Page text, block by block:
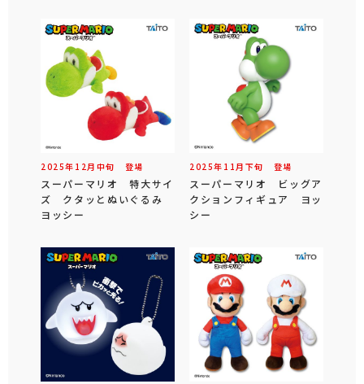
2025年 12 月 中旬 登場
スーパーマリオ 特大サイ
ズ クタッとぬいぐるみ
ヨッシー
2025年 11 月 下旬 登場
スーパーマリオ ビッグア
クションフィギュア ヨッ
シー